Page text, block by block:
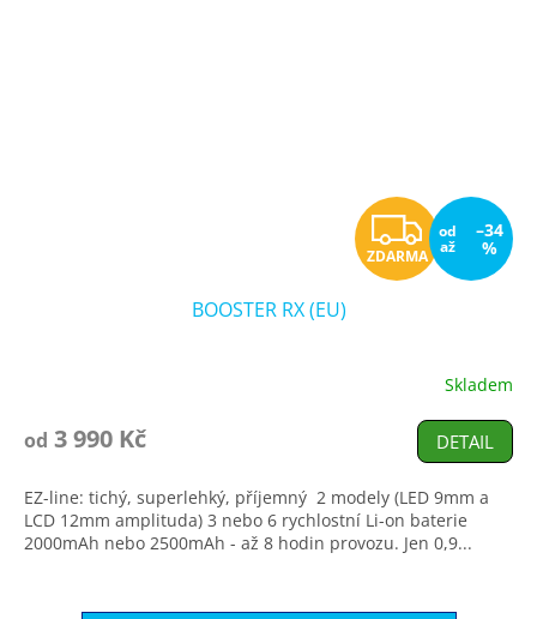
Z
D
R
M
A
ZDARMA
od
až
–34
%
BOOSTER RX (EU)
produktu
z
5
hvězdiček.
Skladem
od 3 990 Kč DETAIL
EZ-line: tichý, superlehký, příjemný 2 modely (LED 9mm a
LCD 12mm amplituda) 3 nebo 6 rychlostní Li-on baterie
2000mAh nebo 2500mAh - až 8 hodin provozu. Jen 0,9...